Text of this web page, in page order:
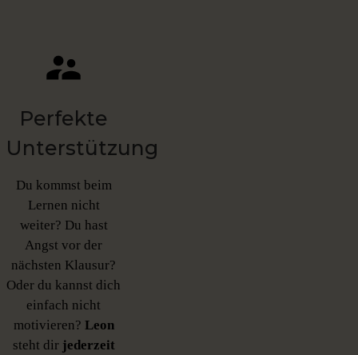
Perfekte
Unterstützung
Du kommst beim
Lernen nicht
weiter? Du hast
Angst vor der
nächsten Klausur?
Oder du kannst dich
einfach nicht
motivieren? Leon
steht dir jederzeit